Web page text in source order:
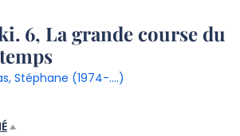
6, La grande course du
Stéphane (1974-....)